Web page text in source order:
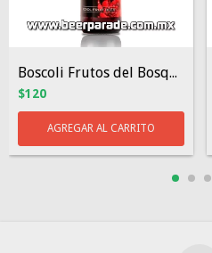
Boscoli Frutos del Bosque
$120